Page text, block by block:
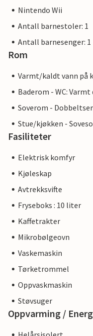
Nintendo Wii
Antall barnestoler: 1
Antall barnesenger: 1
Rom
Varmt/kaldt vann på
Baderom - WC:
Soverom -
Stue/kjøkken -
Fasiliteter
Elektrisk komfyr
Kjøleskap
Avtrekksvifte
Fryseboks : 10 liter
Kaffetrakter
Mikrobølgeovn
Vaskemaskin
Tørketrommel
Oppvaskmaskin
Støvsuger
Oppvarming /